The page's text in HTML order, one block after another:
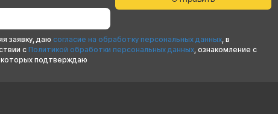
заявку, даю согласие на обработку персональных данных, в
сПолитикой обработки персональных данных, ознакомление с
подтверждаю